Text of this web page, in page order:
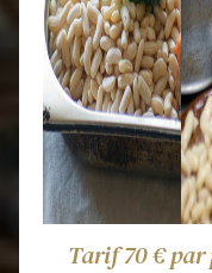
Tarif 70 € par